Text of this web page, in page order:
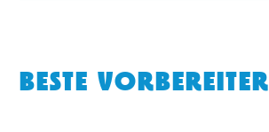
BESTE VORBEREITER